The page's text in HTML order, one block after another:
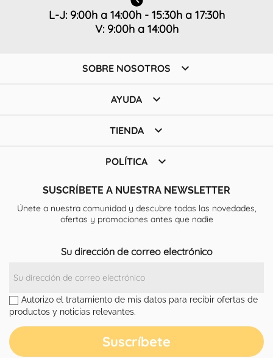
L-J: 9:00h a 14:00h - 15:30h a 17:30h
V: 9:00h a 14:00h
SOBRE NOSOTROS 
AYUDA 
TIENDA 
POLÍTICA 
SUSCRÍBETE A NUESTRA NEWSLETTER
Únete a nuestra comunidad y descubre todas las novedades,
ofertas y promociones antes que nadie
Su dirección de correo electrónico
Autorizo el tratamiento de mis datos para recibir ofertas de
productos y noticias relevantes.